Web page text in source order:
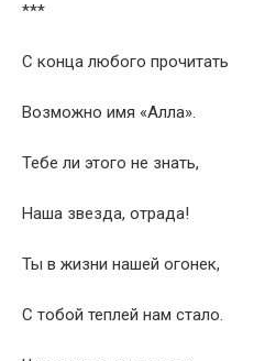
***
С конца любого прочитать
Возможно имя «Алла».
Тебе ли этого не знать,
Наша звезда, отрада!
Ты в жизни нашей огонек,
С тобой теплей нам стало.